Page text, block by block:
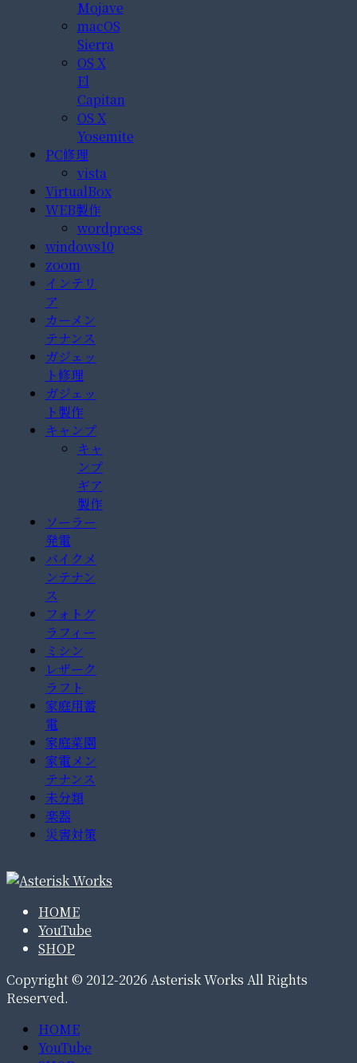
Mojave
macOS
Sierra
OS X
El
Capitan
OS X
Yosemite
PC修理
vista
VirtualBox
WEB製作
wordpress
windows10
zoom
インテリ
ア
カーメン
テナンス
ガジェッ
ト修理
ガジェッ
ト製作
キャンプ
キャ
ンプ
ギア
製作
ソーラー
発電
バイクメ
ンテナン
ス
フォトグ
ラフィー
ミシン
レザーク
ラフト
家庭用蓄
電
家庭菜園
家電メン
テナンス
未分類
楽器
災害対策
HOME
YouTube
SHOP
Copyright © 2012-2026 Asterisk Works All Rights
Reserved.
HOME
YouTube